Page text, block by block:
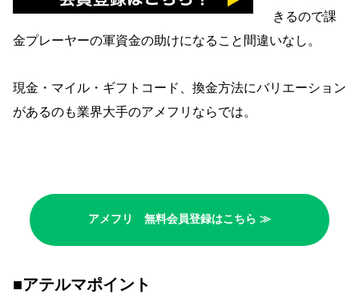
きるので課
金プレーヤーの軍資金の助けになること間違いなし。
現金・マイル・ギフトコード、換金方法にバリエーション
があるのも業界大手のアメフリならでは。
アメフリ 無料会員登録はこちら ≫
■アテルマポイント